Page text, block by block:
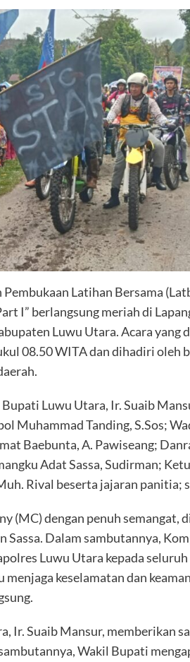
Latihan Bersama
I” berlangsung meriah di
Luwu Utara. Acara yang
08.50 WITA dan dihadiri oleh
Luwu Utara, Ir. Suaib
Muhammad Tanding, S.Sos;
Baebunta, A. Pawiseang;
Adat Sassa, Sudirman;
Rival beserta jajaran panitia;
(MC) dengan penuh semangat,
Dalam sambutannya,
Luwu Utara kepada
keselamatan dan
Ir. Suaib Mansur, memberikan
Wakil Bupati